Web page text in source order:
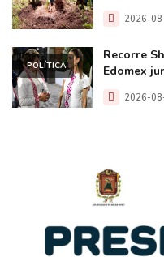
2026-
POLÍTICA
Recorre
Edomex
2026-